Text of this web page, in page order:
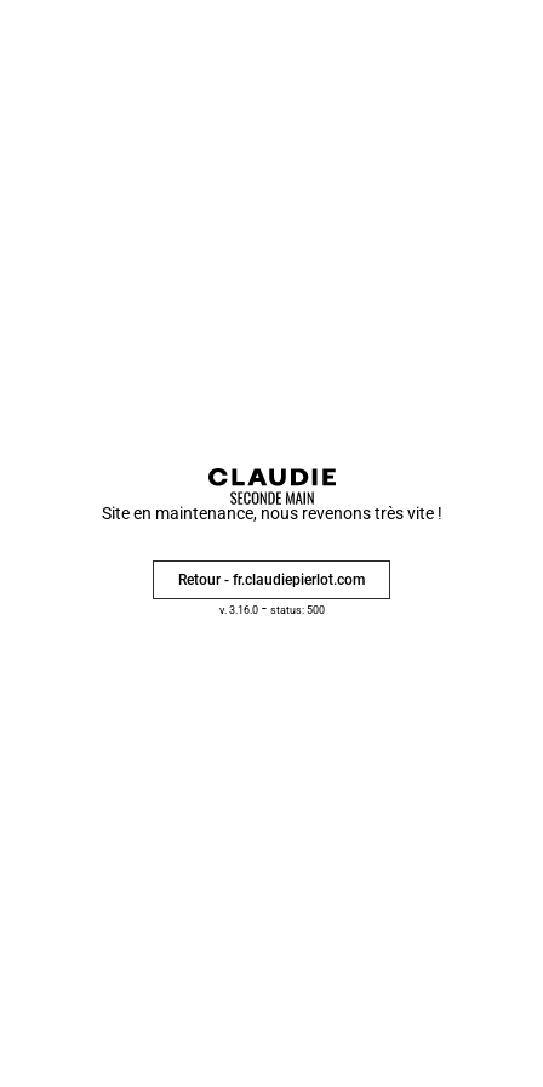
Site en maintenance, nous revenons très vite !
Retour - fr.claudiepierlot.com
v. 3.16.0- status: 500